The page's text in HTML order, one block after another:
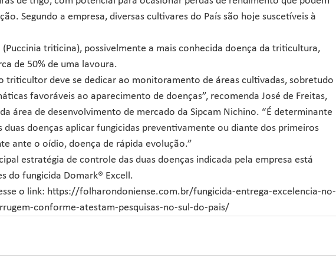
Segundo a empresa, diversas cultivares do País são hoje suscetíveis à
triticina), possivelmente a mais conhecida doença da triticultura,
de 50% de uma lavoura.
triticultor deve se dedicar ao monitoramento de áreas cultivadas, sobretudo
favoráveis ao aparecimento de doenças”, recomenda José de Freitas,
área de desenvolvimento de mercado da Sipcam Nichino. “É determinante
doenças aplicar fungicidas preventivamente ou diante dos primeiros
ante o oídio, doença de rápida evolução.”
estratégia de controle das duas doenças indicada pela empresa está
do fungicida Domark® Excell.
o link: https://folharondoniense.com.br/fungicida-entrega-excelencia-no-
conforme-atestam-pesquisas-no-sul-do-pais/